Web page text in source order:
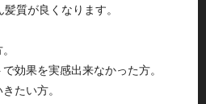
質が良くなります。
効果を実感出来なかった方。
たい方。